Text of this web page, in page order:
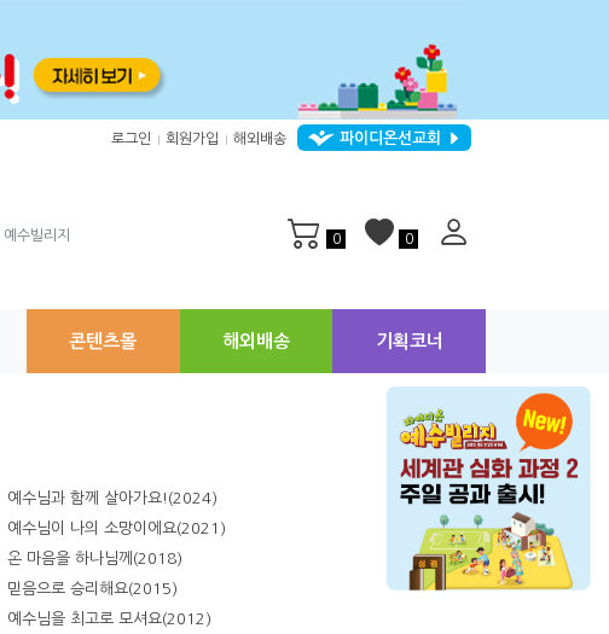
로그인 회원가입 해외배송 파이디온선교회
예수빌리지 0 0
콘텐츠몰 해외배송 기획코너
예수님과 함께 살아가요!(2024)
예수님이 나의 소망이에요(2021)
온 마음을 하나님께(2018)
믿음으로 승리해요(2015)
예수님을 최고로 모셔요(2012)